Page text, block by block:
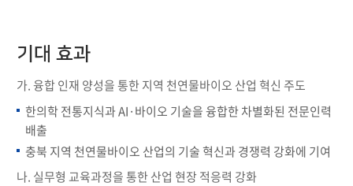
기대 효과
가. 융합 인재 양성을 통한 지역 천연물바이오 산업 혁신 주도
한의학 전통지식과 AI·바이오 기술을 융합한 차별화된 전문인력
배출
충북 지역 천연물바이오 산업의 기술 혁신과 경쟁력 강화에 기여
나. 실무형 교육과정을 통한 산업 현장 적응력 강화